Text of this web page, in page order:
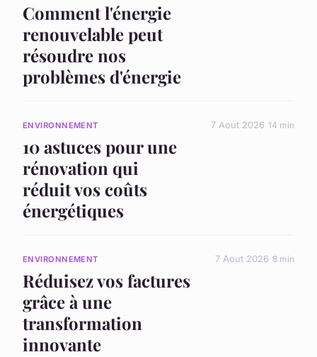
Comment l'énergie
renouvelable peut
résoudre nos
problèmes d'énergie
ENVIRONNEMENT
10 astuces pour une
rénovation qui
réduit vos coûts
énergétiques
7 Aout 2026 14 min
ENVIRONNEMENT
Réduisez vos factures
grâce à une
transformation
innovante
7 Aout 2026 8 min